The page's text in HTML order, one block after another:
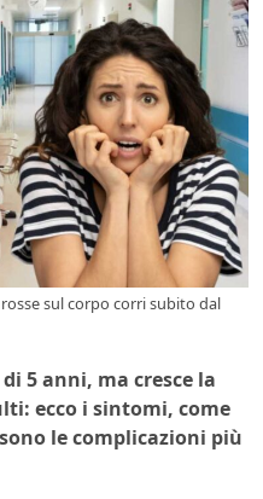
sul corpo corri subito dal
5 anni, ma cresce la
ecco i sintomi, come
le complicazioni più